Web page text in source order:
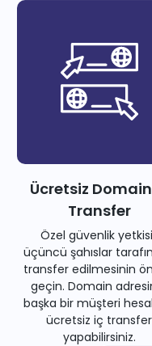
Ücretsiz
Transfer
Özel güvenlik
üçüncü şahıslar
transfer edilmesinin
geçin. Domain
başka bir müşteri
ücretsiz iç transfer
yapabilirsiniz.